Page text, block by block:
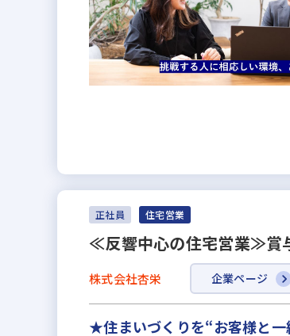
正社員 住宅営業
≪反響中心の住宅営業≫賞
株式会社杏栄 企業ページ
★住まいづくりを“お客様と